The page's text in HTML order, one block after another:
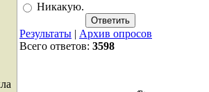
Никакую.
Результаты | Архив опросов
Всего ответов: 3598